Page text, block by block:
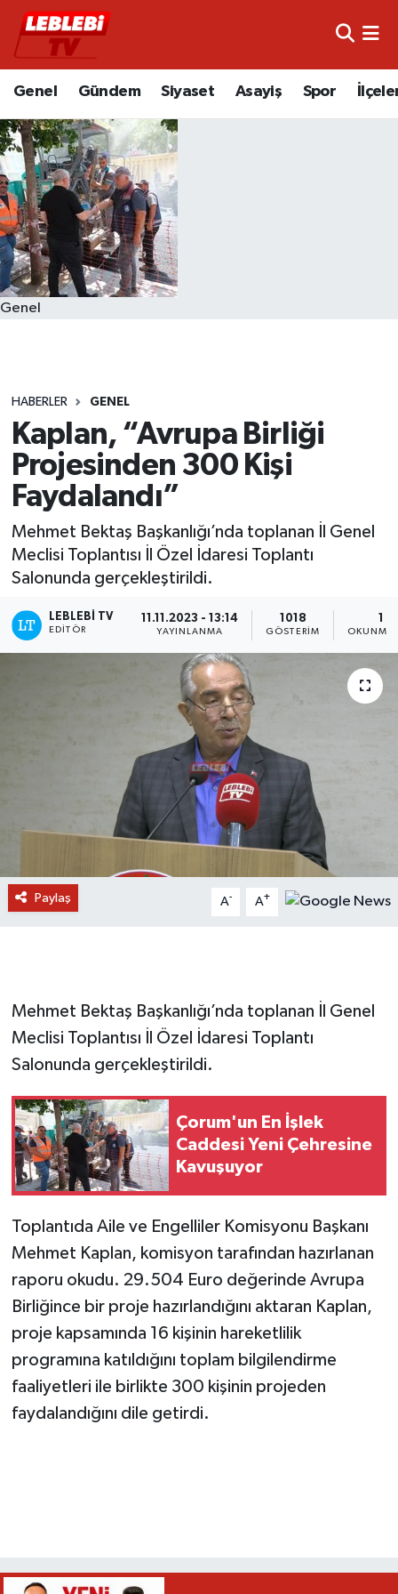
Genel Gündem Siyaset Asayiş Spor
Genel
HABERLER GENEL
Kaplan, “Avrupa Birliği
Projesinden 300 Kişi
Faydalandı”
Mehmet Bektaş Başkanlığı’nda toplanan İl Genel
Meclisi Toplantısı İl Özel İdaresi Toplantı
Salonunda gerçekleştirildi.
LEBLEBI TV
EDITÖR
11.11.2023 - 13:14
YAYINLANMA
1018
GÖSTERIM
1
OKUNMA
Paylaş A- A+
Mehmet Bektaş Başkanlığı’nda toplanan İl Genel
Meclisi Toplantısı İl Özel İdaresi Toplantı
Salonunda gerçekleştirildi.
Çorum'un En İşlek
Caddesi Yeni Çehresine
Kavuşuyor
Toplantıda Aile ve Engelliler Komisyonu Başkanı
Mehmet Kaplan, komisyon tarafından hazırlanan
raporu okudu. 29.504 Euro değerinde Avrupa
Birliğince bir proje hazırlandığını aktaran Kaplan,
proje kapsamında 16 kişinin hareketlilik
programına katıldığını toplam bilgilendirme
faaliyetleri ile birlikte 300 kişinin projeden
faydalandığını dile getirdi.
Hava Durumu
Trafik Durumu
Süper Lig Puan Durumu ve Fikstür
Tüm Manşetler
Son Dakika Haberleri